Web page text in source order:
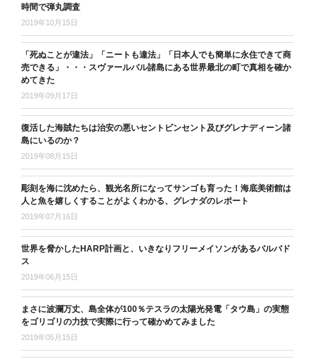
時間で弾丸調査
2019年10月15日
「死ぬことが違法」「ニートも違法」「日本人でも簡単に永住できて商
売できる」・・・スヴァールバル諸島にある世界最北の町で真相を確か
めてきた
2019年09月17日
復活した海賊たちは治安の悪いセントビンセント及びグレナディーン諸
島にいるのか？
2019年08月15日
彫刻を海に沈めたら、観光名所になってサンゴも育った！海底美術館は
人と魚を嬉しくすることがよくわかる、グレナダのレポート
2019年07月16日
世界を脅かしたHARP計画と、いきなりフリーメイソンがあるバルバド
ス
2019年06月15日
まさに波瀾万丈、島全体が100％テスラの太陽光発電「タウ島」の実態
をゴリゴリの力技で実際に行って確かめてみました
2019年05月15日